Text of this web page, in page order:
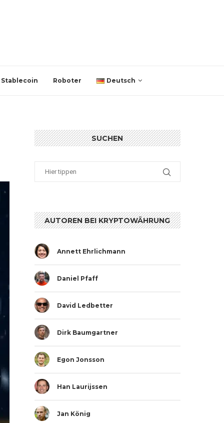
Stablecoin Roboter Deutsch
SUCHEN
AUTOREN BEI KRYPTOWÄHRUNG
Annett Ehrlichmann
Daniel Pfaff
David Ledbetter
Dirk Baumgartner
Egon Jonsson
Han Laurijssen
Jan König